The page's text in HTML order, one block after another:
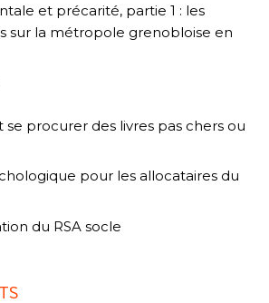
et précarité, partie 1 : les
sur la métropole grenobloise en
procurer des livres pas chers ou
pour les allocataires du
du RSA socle